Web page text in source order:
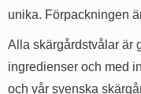
unika. Förpackningen
Alla skärgårdstvålar är
ingredienser och med
och vår svenska